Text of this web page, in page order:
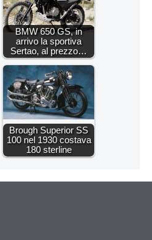
BMW 650 GS, in
arrivo la sportiva
Sertao, al prezzo…
Brough Superior SS
100 nel 1930 costava
180 sterline